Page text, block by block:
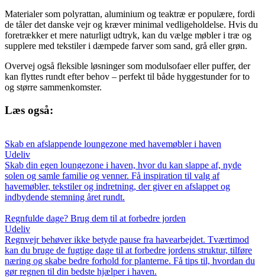
Materialer som polyrattan, aluminium og teaktræ er populære, fordi
de tåler det danske vejr og kræver minimal vedligeholdelse. Hvis du
foretrækker et mere naturligt udtryk, kan du vælge møbler i træ og
supplere med tekstiler i dæmpede farver som sand, grå eller grøn.
Overvej også fleksible løsninger som modulsofaer eller puffer, der
kan flyttes rundt efter behov – perfekt til både hyggestunder for to
og større sammenkomster.
Læs også:
Skab en afslappende loungezone med havemøbler i haven
Udeliv
Skab din egen loungezone i haven, hvor du kan slappe af, nyde
solen og samle familie og venner. Få inspiration til valg af
havemøbler, tekstiler og indretning, der giver en afslappet og
indbydende stemning året rundt.
Regnfulde dage? Brug dem til at forbedre jorden
Udeliv
Regnvejr behøver ikke betyde pause fra havearbejdet. Tværtimod
kan du bruge de fugtige dage til at forbedre jordens struktur, tilføre
næring og skabe bedre forhold for planterne. Få tips til, hvordan du
gør regnen til din bedste hjælper i haven.